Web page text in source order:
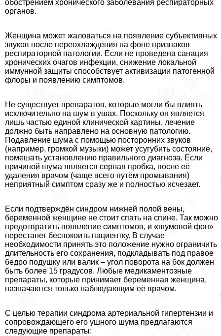
обострением хронического заболевания респираторных
органов.
Женщина может жаловаться на появление субъективных
звуков после переохлаждения на фоне признаков
респираторной патологии. Если не проведена санация
хронических очагов инфекции, снижение локальной
иммунной защиты способствует активизации патогенной
флоры и появлению симптомов.
Не существует препаратов, которые могли бы влиять
исключительно на шум в ушах. Поскольку он является
лишь частью единой клинической картины, лечение
должно быть направлено на основную патологию.
Подавление шума с помощью посторонних звуков
(например, громкой музыки) может усугубить состояние,
помешать установлению правильного диагноза. Если
причиной шума является серная пробка, после её
удаления врачом (чаще всего путём промывания)
неприятный симптом сразу же и полностью исчезает.
Если подтверждён синдром нижней полой вены,
беременной женщине не стоит спать на спине. Так можно
предотвратить появление симптомов, и «шумовой фон»
перестанет беспокоить пациентку. В случае
необходимости принять это положение нужно ограничить
длительность его сохранения, подкладывать под правое
бедро подушку или валик – угол поворота на бок должен
быть более 15 градусов. Любые медикаментозные
препараты, которые принимает беременная женщина,
назначаются только наблюдающим её врачом.
С целью терапии синдрома артериальной гипертензии и
сопровождающего его ушного шума предлагаются
следующие препараты: